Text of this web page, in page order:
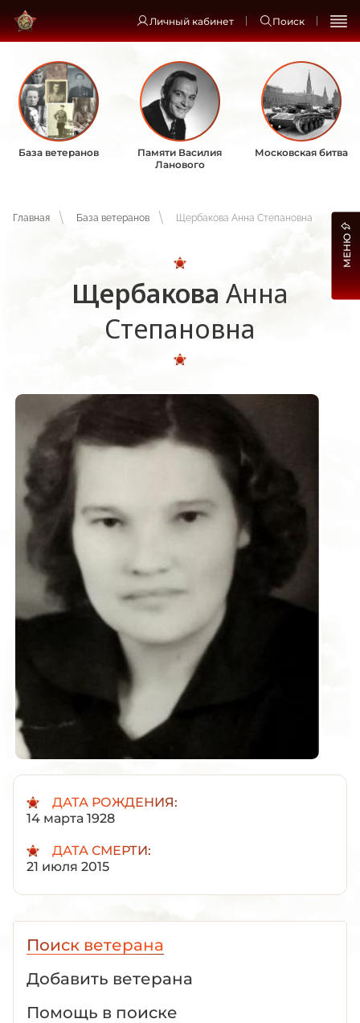
Личный кабинет Поиск
База ветеранов
Памяти Василия
Ланового
Московская битва
Главная База ветеранов Щербакова Анна Степановна
Щербакова Анна
Степановна
ДАТА РОЖДЕНИЯ:
14 марта 1928
ДАТА СМЕРТИ:
21 июля 2015
Поиск ветерана
Добавить ветерана
Помощь в поиске
МЕНЮ